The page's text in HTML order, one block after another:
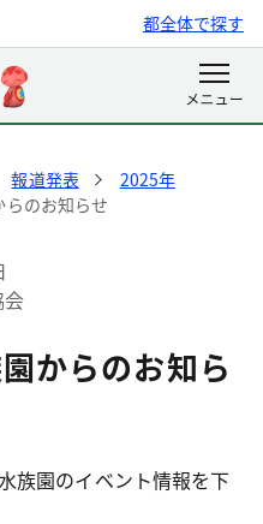
都全体で探す
報道発表
2025年
のお知らせ
からのお知ら
族園のイベント情報を下